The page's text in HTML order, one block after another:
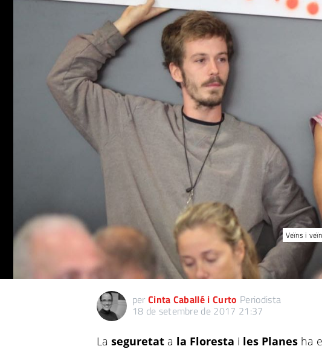
Veïns i
per Cinta Caballé i Curto Periodista
18 de setembre de 2017 21:37
Laseguretat a la Floresta i les Planes ha